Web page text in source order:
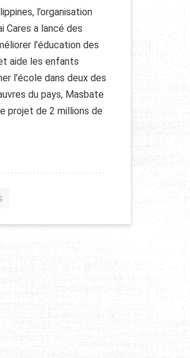
l’organisation
Cares a lancé des
l’éducation des
aide les enfants
l’école dans deux des
du pays, Masbate
projet de 2 millions de
AUX PHILIPPINES